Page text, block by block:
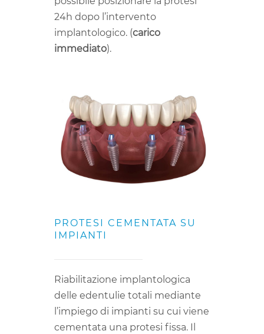
24h dopo l’intervento
implantologico. (carico
immediato).
PROTESI CEMENTATA SU
IMPIANTI
Riabilitazione implantologica
delle edentulie totali mediante
l’impiego di impianti su cui viene
cementata una protesi fissa. Il